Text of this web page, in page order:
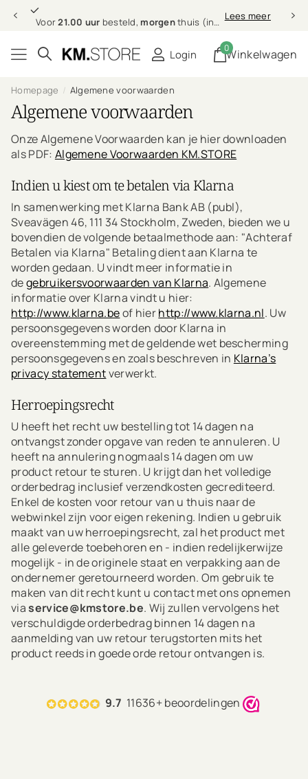
Voor21.00 uur besteld, morgenthuis (in NL & BE) Lees meer
Login Winkelwagen
0
Homepage Algemene voorwaarden
Algemene voorwaarden
Onze Algemene Voorwaarden kan je hier downloaden
als PDF: Algemene Voorwaarden KM.STORE
Indien u kiest om te betalen via Klarna
In samenwerking met Klarna Bank AB (publ),
Sveavägen 46, 111 34 Stockholm, Zweden, bieden we u
bovendien de volgende betaalmethode aan: "Achteraf
Betalen via Klarna" Betaling dient aan Klarna te
worden gedaan. U vindt meer informatie in
degebruikersvoorwaarden van Klarna. Algemene
informatie over Klarna vindt u hier:
http://www.klarna.beof hierhttp://www.klarna.nl. Uw
persoonsgegevens worden door Klarna in
overeenstemming met de geldende wet bescherming
persoonsgegevens en zoals beschreven in Klarna’s
privacy statementverwerkt.
Herroepingsrecht
U heeft het recht uw bestelling tot 14 dagen na
ontvangst zonder opgave van reden te annuleren. U
heeft na annulering nogmaals 14 dagen om uw
product retour te sturen. U krijgt dan het volledige
orderbedrag inclusief verzendkosten gecrediteerd.
Enkel de kosten voor retour van u thuis naar de
webwinkel zijn voor eigen rekening. Indien u gebruik
maakt van uw herroepingsrecht, zal het product met
alle geleverde toebehoren en - indien redelijkerwijze
mogelijk - in de originele staat en verpakking aan de
ondernemer geretourneerd worden. Om gebruik te
maken van dit recht kunt u contact met ons opnemen
viaservice@kmstore.be. Wij zullen vervolgens het
verschuldigde orderbedrag binnen 14 dagen na
aanmelding van uw retour terugstorten mits het
product reeds in goede orde retour ontvangen is.
9.7 11636+ beoordelingen